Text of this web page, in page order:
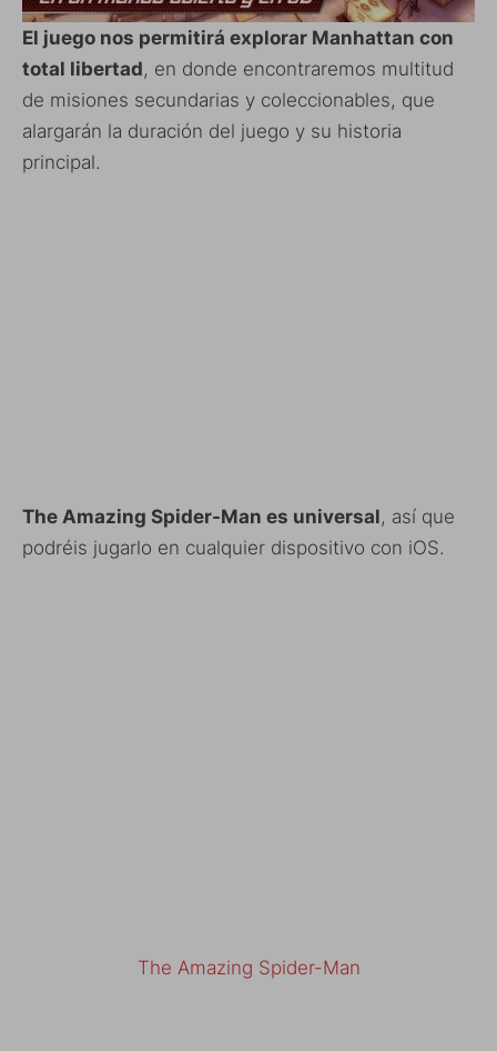
El juego nos permitirá explorar Manhattan con
total libertad, en donde encontraremos multitud
de misiones secundarias y coleccionables, que
alargarán la duración del juego y su historia
principal.
The Amazing Spider-Man es universal, así que
podréis jugarlo en cualquier dispositivo con iOS.
The Amazing Spider-Man